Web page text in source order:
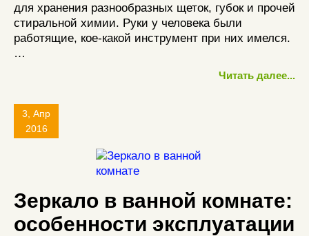
для хранения разнообразных щеток, губок и прочей
стиральной химии. Руки у человека были
работящие, кое-какой инструмент при них имелся.
…
Читать далее...
3, Апр
2016
Зеркало в ванной комнате:
особенности эксплуатации